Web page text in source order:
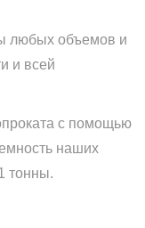
любых объемов и
и всей
с помощью
наших
тонны.